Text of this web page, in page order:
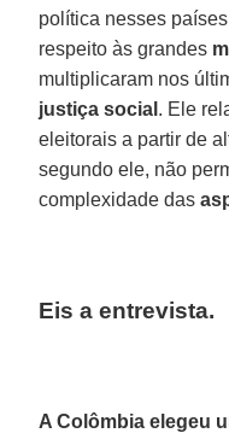
política nesses
respeito às grandes
multiplicaram nos
justiça social . Ele
eleitorais a partir de
segundo ele, não
complexidade das
Eis a entrevista.
A Colômbia elegeu